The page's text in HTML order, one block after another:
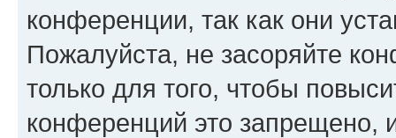
конференции, так как они
Пожалуйста, не засоряйте
только для того, чтобы
конференций это запрещено,